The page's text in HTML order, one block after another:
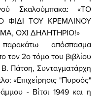
Σκαλούμπακα: «ΤΟ
ΦΙΔΙ ΤΟΥ ΚΡΕΜΛΙΝΟΥ
ΟΧΙ ΔΗΛΗΤΗΡΙΟ!»
τον 2ο τόμο του βιβλίου
Πάτση, Συνταγματάρχη
«Επιχείρησις "Πυρσός"
- Βίτσι 1949 και η